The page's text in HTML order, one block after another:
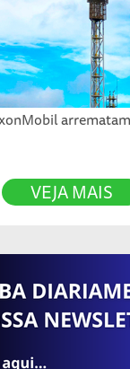
VEJA MAIS